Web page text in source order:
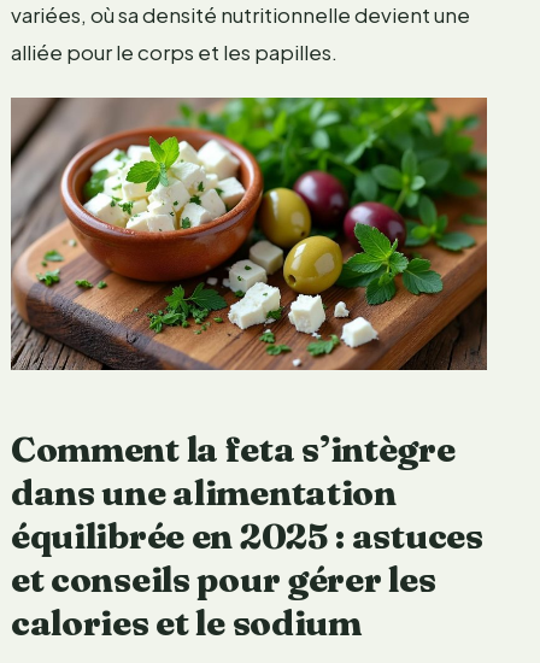
variées, où sa densité nutritionnelle devient une
alliée pour le corps et les papilles.
Comment la feta s’intègre
dans une alimentation
équilibrée en 2025 : astuces
et conseils pour gérer les
calories et le sodium